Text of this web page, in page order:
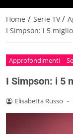
Home / Serie TV /
I Simpson: i 5
Approfondimenti
I Simpson: i 5
Elisabetta Russo -